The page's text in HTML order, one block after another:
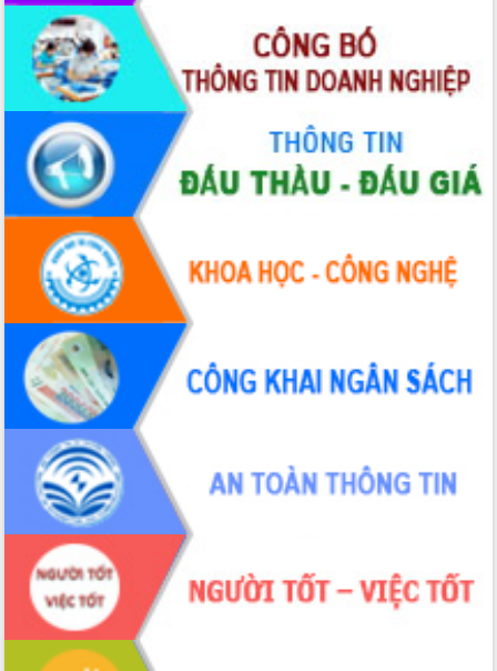
Phó Chủ tịch Thường trực UBND tỉnh
Hồ Thị Nguyên Thảo làm việc tại Trung
tâm Phục vụ hành chính công xã Ea
Phê
Xây dựng nền hành chính số đồng
hành cùng nông dân dân, doanh nghiệp
Giai đoạn 2026-2030, Đắk Lắk phấn
đấu có 77% xã đạt chuẩn nông thôn
mới
Chuyển đổi số 'mở đường' cho nông
nghiệp Đắk Lắk tăng trưởng bứt phá
Triển khai đồng bộ đo đạc, lập hồ sơ
địa chính, hoàn thiện cơ sở dữ liệu đất
đai
Ứng dụng sinh trắc học - Bước tiến
trong hành trình chuyển đổi số tại Đắk
Lắk
Đắk Lắk nâng cao hiệu quả công tác
Đảng từ Sổ tay đảng viên điện tử
Đắk Lắk đẩy mạnh nuôi biển công
nghệ, hướng tới phát triển thủy sản
bền vững
Tập huấn nâng cao năng lực triển khai
chuyển đổi số cho cán bộ, công chức
cấp xã
Đắk Lắk phát động hưởng ứng Ngày
Quyền của người tiêu dùng Việt Nam
2026